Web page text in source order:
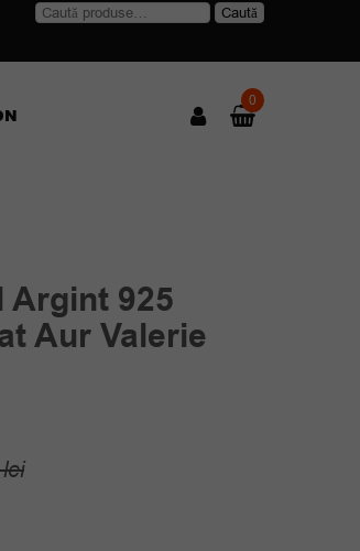
Caută
Caută
0
Argint 925
Aur Valerie
leiPrețul
Prețul